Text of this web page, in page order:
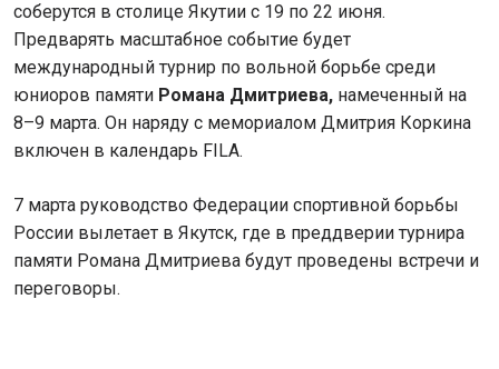
соберутся в столице Якутии с 19 по 22 июня.
Предварять масштабное событие будет
международный турнир по вольной борьбе среди
юниоров памяти Романа Дмитриева, намеченный на
8–9 марта. Он наряду с мемориалом Дмитрия Коркина
включен в календарь FILA.
7 марта руководство Федерации спортивной борьбы
России вылетает в Якутск, где в преддверии турнира
памяти Романа Дмитриева будут проведены встречи и
переговоры.